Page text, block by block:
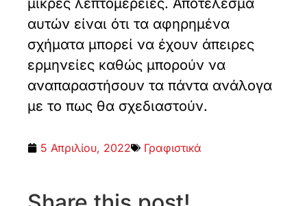
αυτών είναι ότι τα αφηρημένα
σχήματα μπορεί να έχουν άπειρες
ερμηνείες καθώς μπορούν να
αναπαραστήσουν τα πάντα ανάλογα
με το πως θα σχεδιαστούν.
5 Απριλίου, 2022 Γραφιστικά